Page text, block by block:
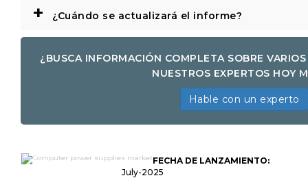
+ ¿Cuándo se actualizará el informe?
¿BUSCA INFORMACIÓN COMPLETA SOBRE
NUESTROS EXPERTOS HOY
Hable con un experto
El tamaño del mercado
del mercado, el tamaño
FECHA DE LANZAMIENTO:
July-2025